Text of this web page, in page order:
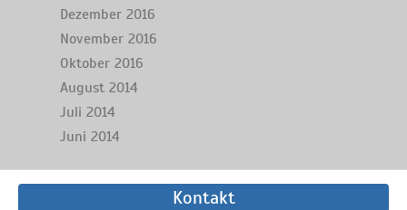
Dezember 2016
November 2016
Oktober 2016
August 2014
Juli 2014
Juni 2014
Kontakt